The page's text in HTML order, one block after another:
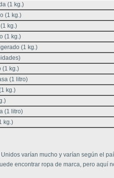
(1 kg.)
(1 kg.)
kg.)
(1 kg.)
(1 kg.)
(1 kg.)
(1 litro)
kg.)
(1 litro)
kg.)
varían mucho y varían según el
encontrar ropa de marca, pero aquí